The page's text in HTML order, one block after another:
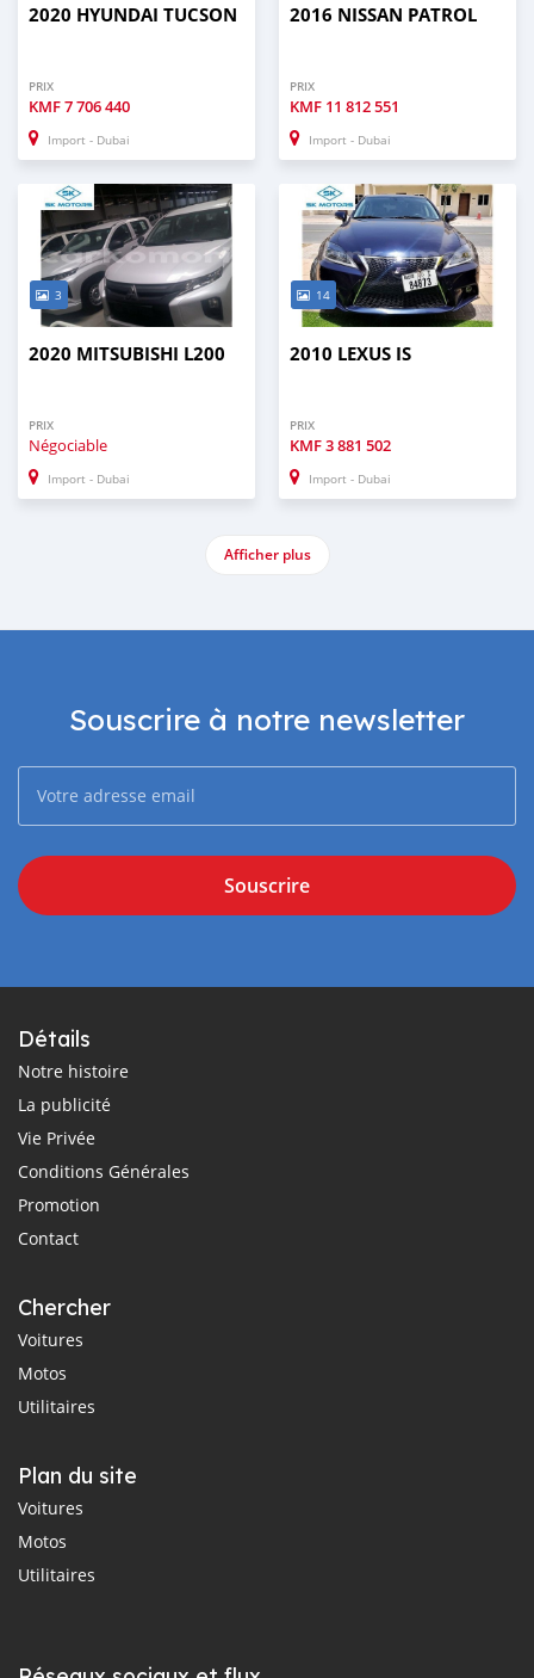
2020 HYUNDAI TUCSON
PRIX
KMF7 706 440
Import - Dubai
2016 NISSAN PATROL
PRIX
KMF 11 812 551
Import - Dubai
3
2020 MITSUBISHI L200
PRIX
Négociable
Import - Dubai
14
2010 LEXUS IS
PRIX
KMF3 881 502
Import - Dubai
Afficher plus
Souscrire à notre newsletter
Souscrire
Détails
Notre histoire
La publicité
Vie Privée
Conditions Générales
Promotion
Contact
Chercher
Voitures
Motos
Utilitaires
Plan du site
Voitures
Motos
Utilitaires